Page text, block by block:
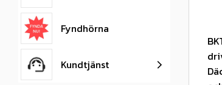
Fyndhörna
Kundtjänst